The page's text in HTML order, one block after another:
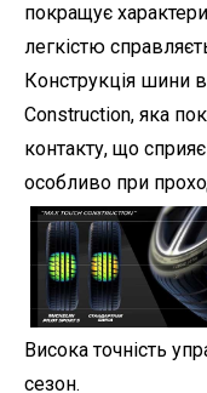
покращує
легкістю
Конструкція шини
Construction, яка
контакту, що
особливо при
Висока точність
сезон.